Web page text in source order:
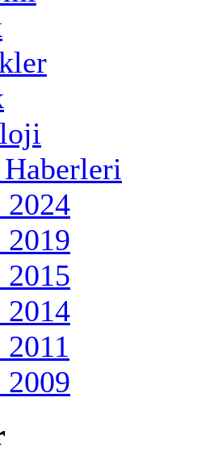
2024
2019
2015
2014
2009